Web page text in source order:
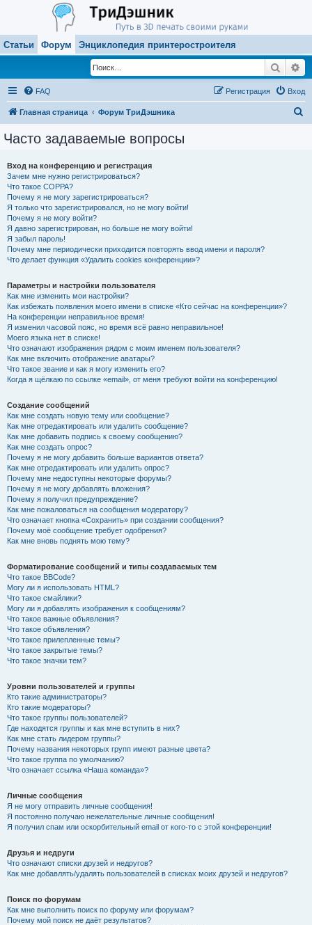
Статьи Форум Энциклопедия принтеростроителя
Поиск
FAQ Вход
Регистрация
Главная страница Форум ТриДэшника
Часто задаваемые вопросы
Вход на конференцию и регистрация
Зачем мне нужно регистрироваться?
Что такое COPPA?
Почему я не могу зарегистрироваться?
Я только что зарегистрировался, но не могу войти!
Почему я не могу войти?
Я давно зарегистрирован, но больше не могу войти!
Я забыл пароль!
Почему мне периодически приходится повторять ввод имени и пароля?
Что делает функция «Удалить cookies конференции»?
Параметры и настройки пользователя
Как мне изменить мои настройки?
Как избежать появления моего имени в списке «Кто сейчас на конференции»?
На конференции неправильное время!
Я изменил часовой пояс, но время всё равно неправильное!
Моего языка нет в списке!
Что означают изображения рядом с моим именем пользователя?
Как мне включить отображение аватары?
Что такое звание и как я могу изменить его?
Когда я щёлкаю по ссылке «email», от меня требуют войти на конференцию!
Создание сообщений
Как мне создать новую тему или сообщение?
Как мне отредактировать или удалить сообщение?
Как мне добавить подпись к своему сообщению?
Как мне создать опрос?
Почему я не могу добавить больше вариантов ответа?
Как мне отредактировать или удалить опрос?
Почему мне недоступны некоторые форумы?
Почему я не могу добавлять вложения?
Почему я получил предупреждение?
Как мне пожаловаться на сообщения модератору?
Что означает кнопка «Сохранить» при создании сообщения?
Почему моё сообщение требует одобрения?
Как мне вновь поднять мою тему?
Форматирование сообщений и типы создаваемых тем
Что такое BBCode?
Могу ли я использовать HTML?
Что такое смайлики?
Могу ли я добавлять изображения к сообщениям?
Что такое важные объявления?
Что такое объявления?
Что такое прилепленные темы?
Что такое закрытые темы?
Что такое значки тем?
Уровни пользователей и группы
Кто такие администраторы?
Кто такие модераторы?
Что такое группы пользователей?
Где находятся группы и как мне вступить в них?
Как мне стать лидером группы?
Почему названия некоторых групп имеют разные цвета?
Что такое группа по умолчанию?
Что означает ссылка «Наша команда»?
Личные сообщения
Я не могу отправить личные сообщения!
Я постоянно получаю нежелательные личные сообщения!
Я получил спам или оскорбительный email от кого-то с этой конференции!
Друзья и недруги
Что означают списки друзей и недругов?
Как мне добавлять/удалять пользователей в списках моих друзей и недругов?
Поиск по форумам
Как мне выполнить поиск по форуму или форумам?
Почему мой поиск не даёт результатов?